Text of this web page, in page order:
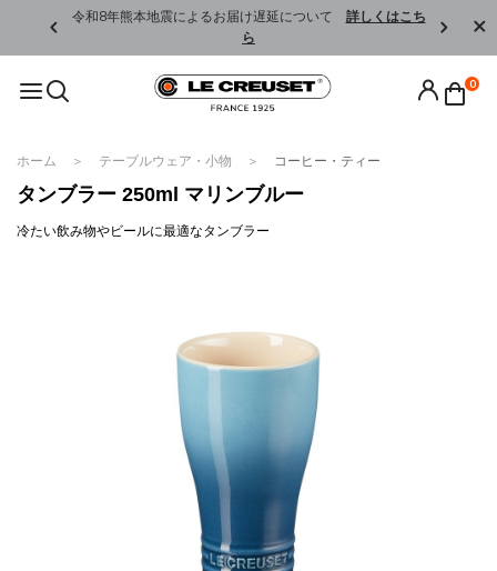
令和8年熊本地震によるお届け遅延について 詳しくはこち
ら
0
ホーム テーブルウェア・小物 コーヒー・ティー
タンブラー 250ml マリンブルー
冷たい飲み物やビールに最適なタンブラー